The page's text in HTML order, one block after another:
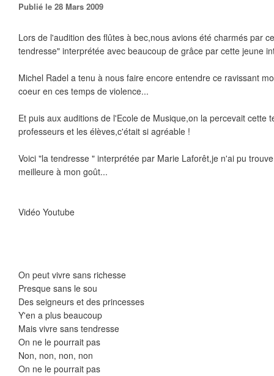
Publié le 28 Mars 2009
Lors de l'audition des flûtes à bec,nous avions été charmés par
tendresse" interprétée avec beaucoup de grâce par cette jeune
Michel Radel a tenu à nous faire encore entendre ce ravissant
coeur en ces temps de violence...
Et puis aux auditions de l'Ecole de Musique,on la percevait cette
professeurs et les élèves,c'était si agréable !
Voici "la tendresse " interprétée par Marie Laforêt,je n'ai pu
meilleure à mon goût...
Vidéo Youtube
On peut vivre sans richesse
Presque sans le sou
Des seigneurs et des princesses
Y'en a plus beaucoup
Mais vivre sans tendresse
On ne le pourrait pas
Non, non, non, non
On ne le pourrait pas